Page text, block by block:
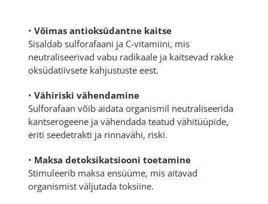
• Võimas antioksüdantne kaitse
Sisaldab sulforafaani ja C-vitamiini, mis
neutraliseerivad vabu radikaale ja kaitsevad rakke
oksüdatiivsete kahjustuste eest.
• Vähiriski vähendamine
Sulforafaan võib aidata organismil neutraliseerida
kantserogeene ja vähendada teatud vähitüüpide,
eriti seedetrakti ja rinnavähi, riski.
• Maksa detoksikatsiooni toetamine
Stimuleerib maksa ensüüme, mis aitavad
organismist väljutada toksiine.